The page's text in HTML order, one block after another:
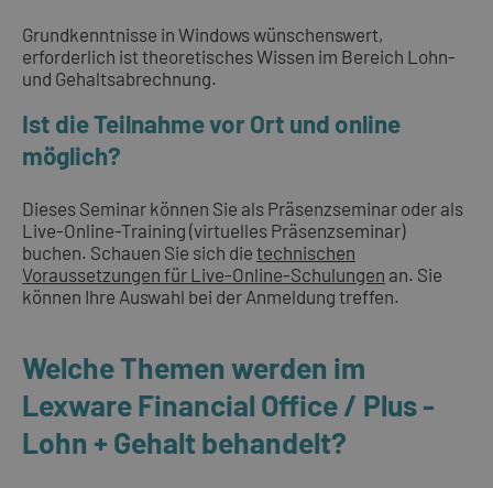
Grundkenntnisse in Windows wünschenswert,
erforderlich ist theoretisches Wissen im Bereich Lohn-
und Gehaltsabrechnung.
Ist die Teilnahme vor Ort und online
möglich?
Dieses Seminar können Sie als Präsenzseminar oder als
Live-Online-Training (virtuelles Präsenzseminar)
buchen. Schauen Sie sich die technischen
Voraussetzungen für Live-Online-Schulungen an. Sie
können Ihre Auswahl bei der Anmeldung treffen.
Welche Themen werden im
Lexware Financial Office / Plus -
Lohn + Gehalt behandelt?